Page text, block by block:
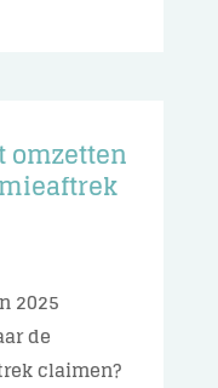
omzetten
2025
de
claimen?